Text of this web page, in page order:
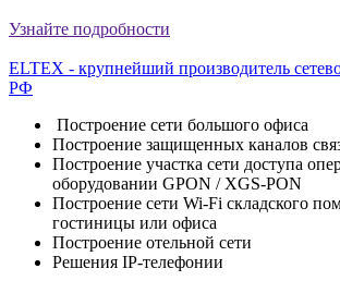
Узнайте подробности
ELTEX - крупнейший производитель
РФ
Построение сети большого офиса
Построение защищенных каналов
Построение участка сети доступа
оборудовании GPON / XGS-PON
Построение сети Wi-Fi складского
гостиницы или офиса
Построение отельной сети
Решения IP-телефонии